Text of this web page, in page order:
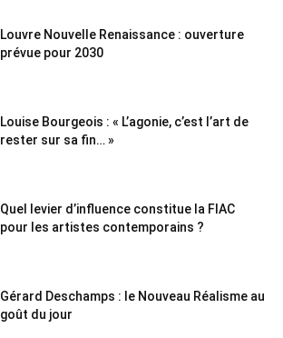
Louvre Nouvelle Renaissance : ouverture
prévue pour 2030
Louise Bourgeois : « L’agonie, c’est l’art de
rester sur sa fin… »
Quel levier d’influence constitue la FIAC
pour les artistes contemporains ?
Gérard Deschamps : le Nouveau Réalisme au
goût du jour